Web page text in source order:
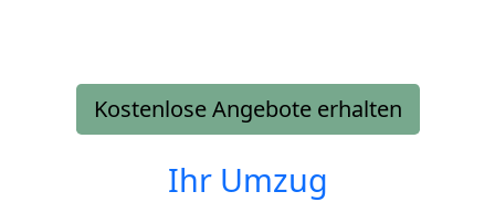
Kostenlose Angebote erhalten
Ihr Umzug